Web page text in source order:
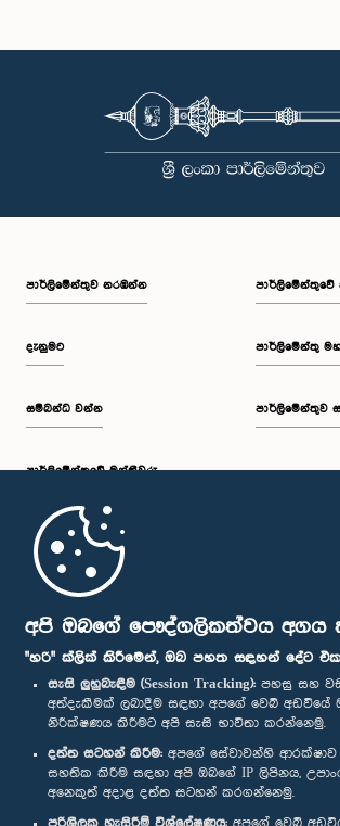
අපි ඔබගේ පෞද්ගලිකත්වය අගය
"හරි" ක්ලික් කිරීමෙන්, ඔබ පහත සඳහන් දේට
සැසි ලුහුබැඳීම (Session Tracking): පහසු සහ
අත්දැකීමක් ලබාදීම සඳහා අපගේ වෙබ් අඩවියේ
නිරීක්ෂණය කිරීමට අපි සැසි භාවිතා කරන්නෙමු.
දත්ත සටහන් කිරීම: අපගේ සේවාවන්හි ආරක්ෂාව
සහතික කිරීම සඳහා අපි ඔබගේ IP ලිපිනය,
අනෙකුත් අදාළ දත්ත සටහන් කරගන්නෙමු.
ප.ව. 1:00 - ප.ව. 1:10
ප.ව. 1:34 - ප.ව. 1:55
ප.ව. 1:55 - ප.ව. 2:06
ප.ව. 2:06 - ප.ව. 2:16
ප.ව. 2:16 - ප.ව. 2:25
ප.ව. 2:25 - ප.ව. 2:35
පාර්ලි‌මේන්තුව නරඹන්න
දැනුමට
සම්බන්ධ වන්න
පාර්ලි‌මේන්තුවේ මන්ත්‍රීවරු
මුල් පිටුව
පාර්ලිමේන්තු
පාර්ලිමේන්තුව
පාර්ලිමේන්තු ජංගම යෙදුම
අප හා සම්බන්ධ වී සිටින්න :
සම්මාන